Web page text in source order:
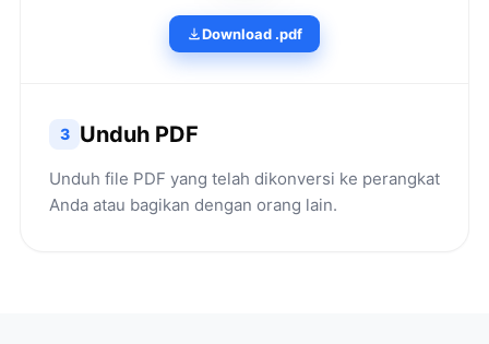
Download .pdf
3 Unduh PDF
Unduh file PDF yang telah dikonversi ke perangkat
Anda atau bagikan dengan orang lain.